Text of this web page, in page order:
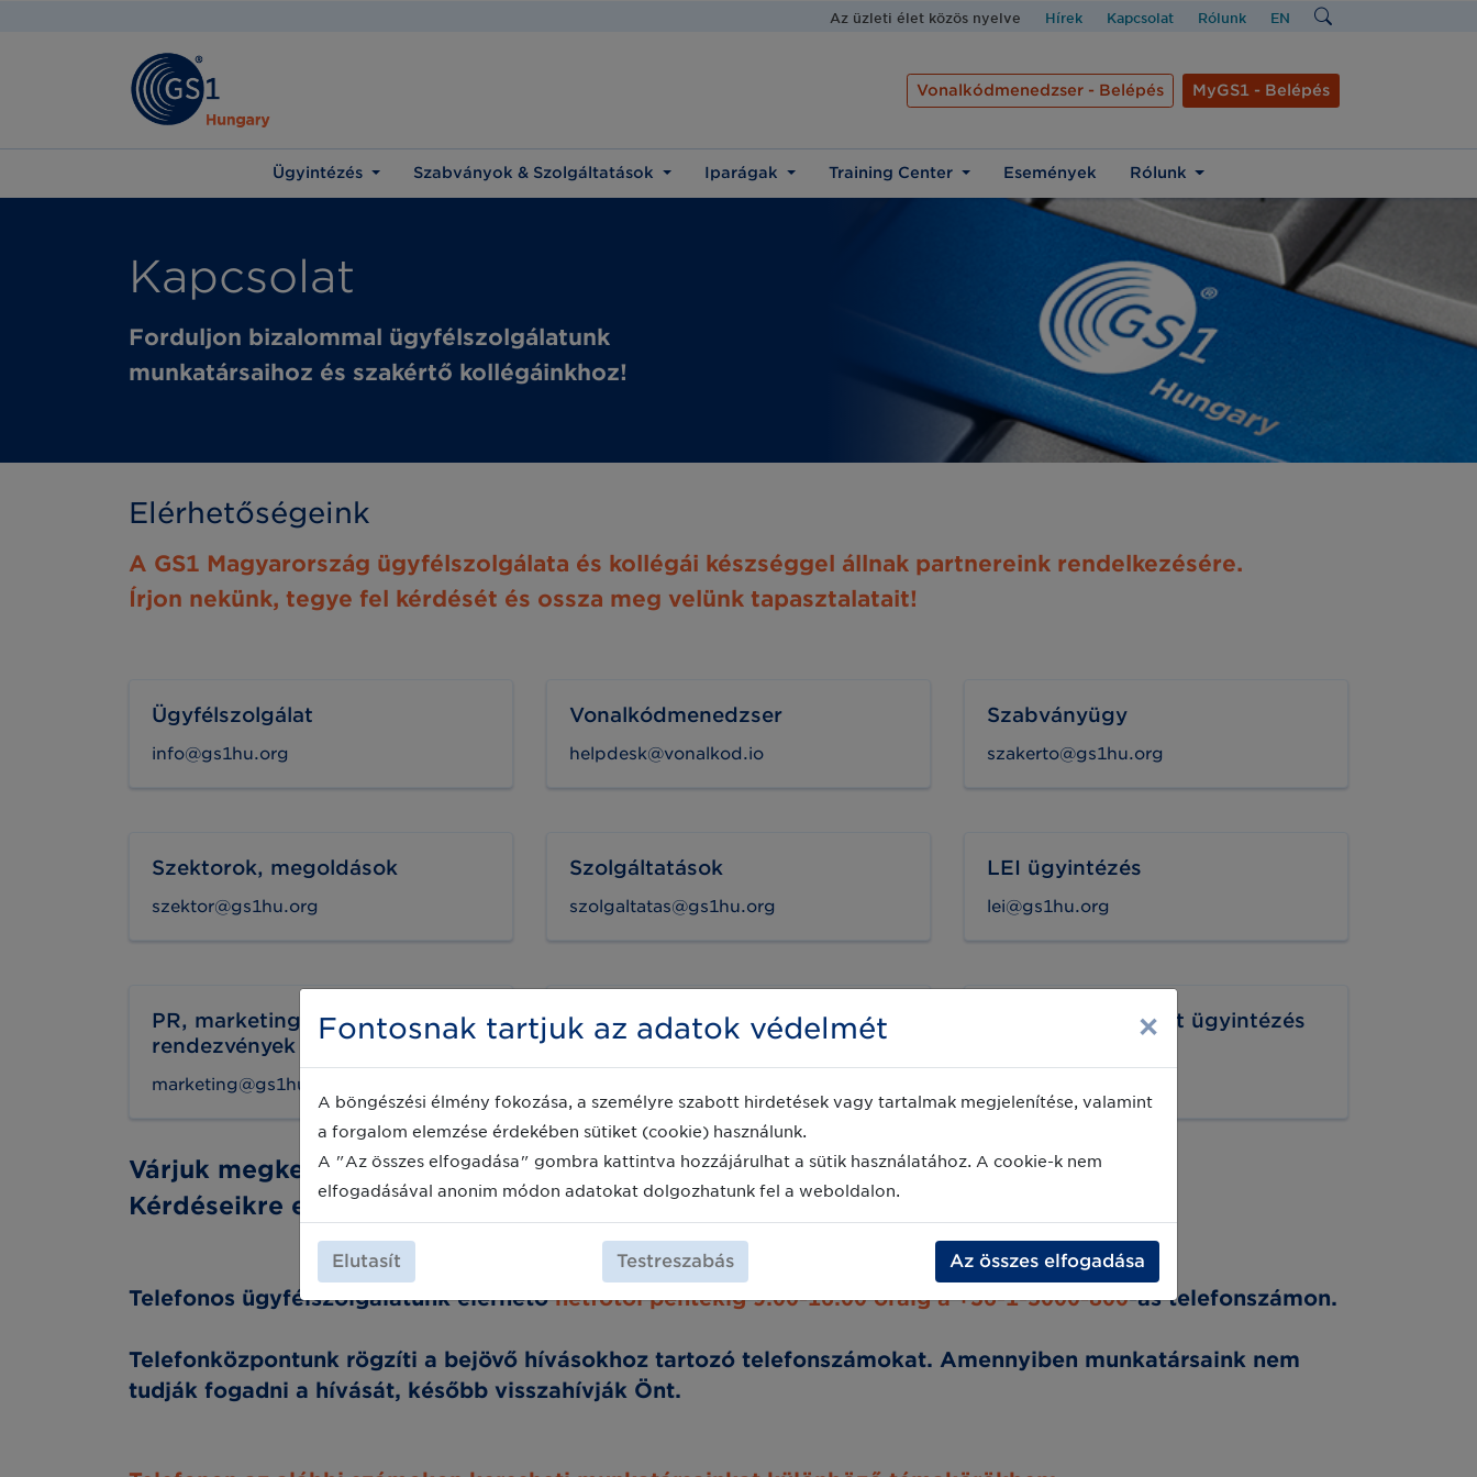
Az üzleti élet közös nyelve Hírek Kapcsolat Rólunk EN
Vonalkódmenedzser - Belépés MyGS1 - Belépés
Ügyintézés Szabványok & Szolgáltatások Iparágak Training Center Események Rólunk
Kapcsolat
Forduljon bizalommal ügyfélszolgálatunk
munkatársaihoz és szakértő kollégáinkhoz!
Elérhetőségeink
A GS1 Magyarország ügyfélszolgálata és kollégái készséggel állnak partnereink rendelkezésére.
Írjon nekünk, tegye fel kérdését és ossza meg velünk tapasztalatait!
Ügyfélszolgálat
info@gs1hu.org
Vonalkódmenedzser
helpdesk@vonalkod.io
Szabványügy
szakerto@gs1hu.org
Szektorok, megoldások
szektor@gs1hu.org
Szolgáltatások
szolgaltatas@gs1hu.org
LEI ügyintézés
lei@gs1hu.org
PR, marketing, kommunikáció,
rendezvények
marketing@gs1hu.org
Titkárság és irodaüzemeltetés Packaging Cockpit ügyintézés
Várjuk megkeresésüket a fent jelzett e-mail címeken.
Kérdéseikre elsősorban e-mailben válaszolunk. Köszönjük megértésüket!
Telefonos ügyfélszolgálatunk elérhetőhétfőtől péntekig 9:00-16:00 óráig a +36-1-5000-800-as telefonszámon.
Telefonközpontunk rögzíti a bejövő hívásokhoz tartozó telefonszámokat. Amennyiben munkatársaink nem
tudják fogadni a hívását, később visszahívják Önt.
Fontosnak tartjuk az adatok védelmét ×
A böngészési élmény fokozása, a személyre szabott hirdetések vagy tartalmak megjelenítése, valamint
a forgalom elemzése érdekében sütiket (cookie) használunk.
A "Az összes elfogadása" gombra kattintva hozzájárulhat a sütik használatához. A cookie-k nem
elfogadásával anonim módon adatokat dolgozhatunk fel a weboldalon.
Elutasít Testreszabás Az összes elfogadása